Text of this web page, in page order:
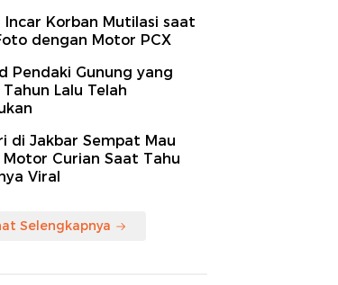
Incar Korban Mutilasi saat
dengan Motor PCX
Pendaki Gunung yang
Tahun Lalu Telah
di Jakbar Sempat Mau
Motor Curian Saat Tahu
Viral
Selengkapnya